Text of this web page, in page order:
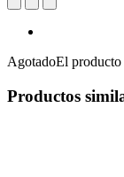
AgotadoEl producto
Productos